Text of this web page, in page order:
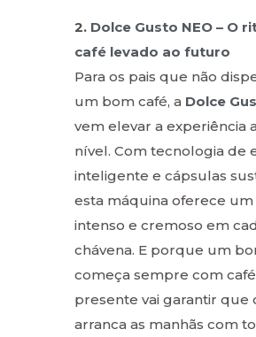
2. Dolce Gusto NEO – O
café levado ao futuro
Para os pais que não
um bom café, a Dolce
vem elevar a experiência
nível. Com tecnologia de
inteligente e cápsulas
esta máquina oferece um
intenso e cremoso em
chávena. E porque um
começa sempre com
presente vai garantir que
arranca as manhãs com